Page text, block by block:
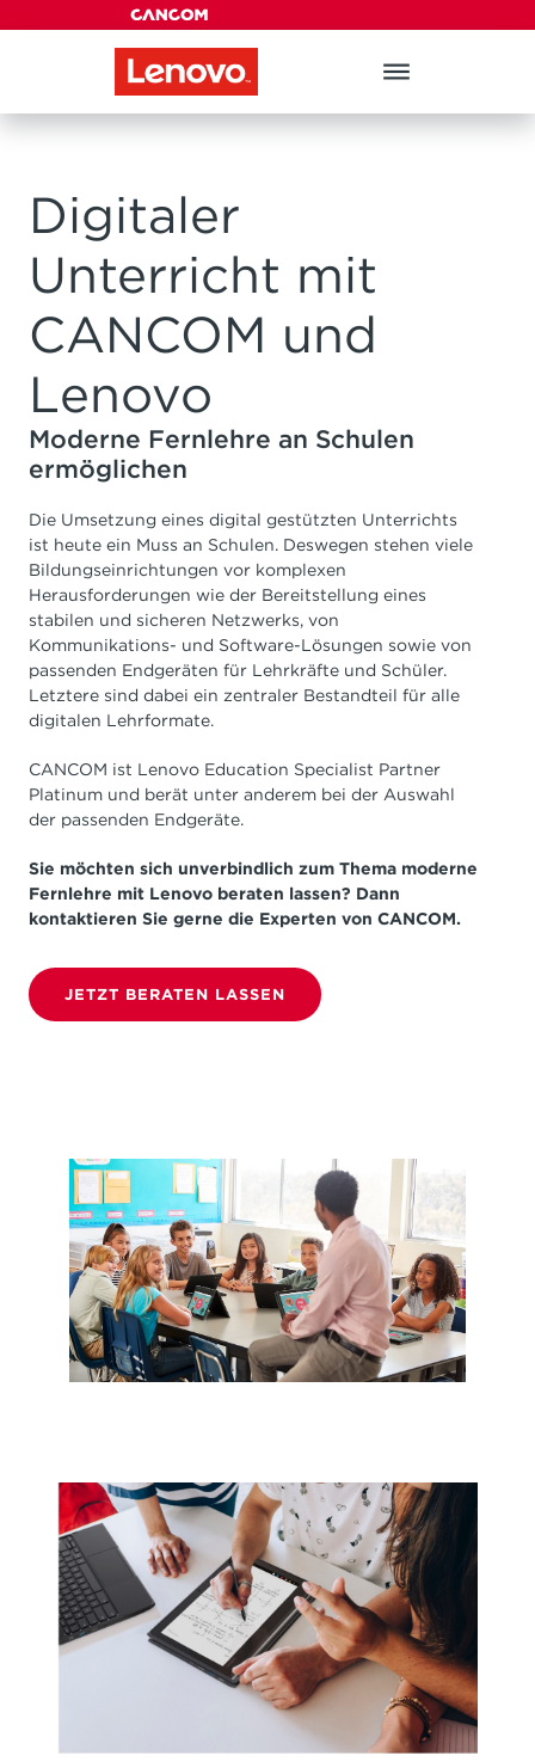
Menü überspringen
Digitaler
Unterricht mit
CANCOM und
Lenovo
Moderne Fernlehre an Schulen
ermöglichen
Die Umsetzung eines digital gestützten Unterrichts
ist heute ein Muss an Schulen. Deswegen stehen viele
Bildungseinrichtungen vor komplexen
Herausforderungen wie der Bereitstellung eines
stabilen und sicheren Netzwerks, von
Kommunikations- und Software-Lösungen sowie von
passenden Endgeräten für Lehrkräfte und Schüler.
Letztere sind dabei ein zentraler Bestandteil für alle
digitalen Lehrformate.
CANCOM ist Lenovo Education Specialist Partner
Platinum und berät unter anderem bei der Auswahl
der passenden Endgeräte.
Sie möchten sich unverbindlich zum Thema moderne
Fernlehre mit Lenovo beraten lassen? Dann
kontaktieren Sie gerne die Experten von CANCOM.
JETZT BERATEN LASSEN